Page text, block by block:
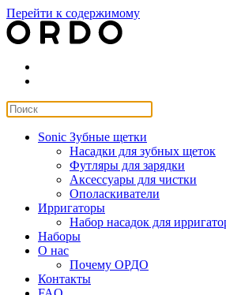
Перейти к содержимому
Sonic Зубные щетки
Насадки для зубных щеток
Футляры для зарядки
Аксессуары для чистки
Ополаскиватели
Ирригаторы
Набор насадок для
Наборы
О нас
Почему ОРДО
Контакты